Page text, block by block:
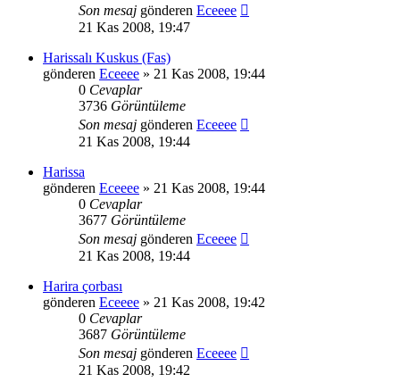
Son mesaj gönderen Eceeee
21 Kas 2008, 19:47
Harissalı Kuskus (Fas)
gönderen Eceeee » 21 Kas 2008, 19:44
0 Cevaplar
3736 Görüntüleme
Son mesaj gönderen Eceeee
21 Kas 2008, 19:44
Harissa
gönderen Eceeee » 21 Kas 2008, 19:44
0 Cevaplar
3677 Görüntüleme
Son mesaj gönderen Eceeee
21 Kas 2008, 19:44
Harira çorbası
gönderen Eceeee » 21 Kas 2008, 19:42
0 Cevaplar
3687 Görüntüleme
Son mesaj gönderen Eceeee
21 Kas 2008, 19:42